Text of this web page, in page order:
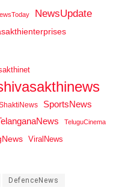
NewsUpdate
SportsNews
TeluguCinema
ViralNews
DefenceNews